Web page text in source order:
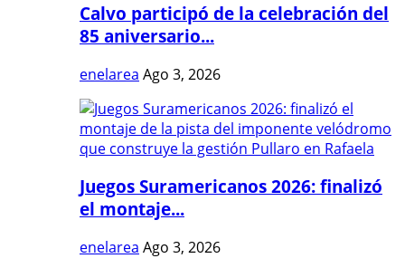
Calvo participó de la celebración del
85 aniversario...
enelarea Ago 3, 2026
Juegos Suramericanos 2026: finalizó
el montaje...
enelarea Ago 3, 2026